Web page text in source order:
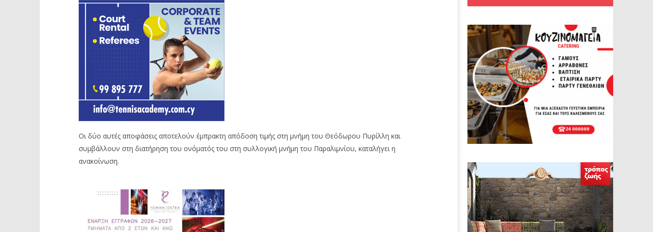
Οι δύο αυτές αποφάσεις αποτελούν έμπρακτη απόδοση τιμής στη μνήμη του Θεόδωρου Πυρίλλη και
συμβάλλουν στη διατήρηση του ονόματός του στη συλλογική μνήμη του Παραλιμνίου, καταλήγει η
ανακοίνωση.